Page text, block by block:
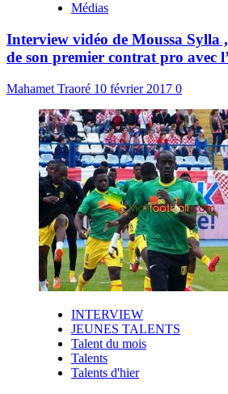
Médias
Interview vidéo de Moussa Sylla
de son premier contrat pro avec
Mahamet Traoré 10 février 2017 0
INTERVIEW
JEUNES TALENTS
Talent du mois
Talents
Talents d'hier